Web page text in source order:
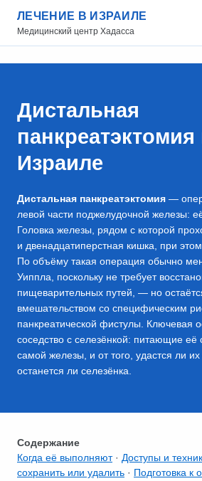
ЛЕЧЕНИЕ В ИЗРАИЛЕ
Медицинский центр Хадасса
Дистальная
панкреатэктомия
Израиле
Дистальная панкреатэктомия —
левой части поджелудочной железы:
Головка железы, рядом с которой
и двенадцатиперстная кишка, при
По объёму такая операция обычно
Уиппла, поскольку не требует
пищеварительных путей, — но
вмешательством со специфическим
панкреатической фистулы. Ключевая
соседство с селезёнкой: питающие её
самой железы, и от того, удастся ли их
останется ли селезёнка.
Содержание
Когда её выполняют· Доступы и
сохранить или удалить · Подготовка к